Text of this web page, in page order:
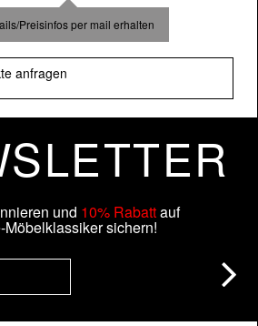
Preisinfos per mail erhalten
anfragen
und 10% Rabattauf
Möbelklassiker sichern!